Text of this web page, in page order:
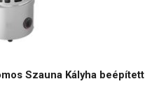
Szauna Kályha beépített